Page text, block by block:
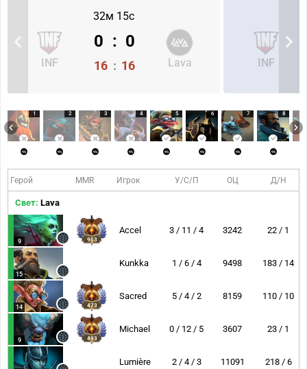
32м 15с
INF Lava
0 : 0
16 : 16 INF
1 2 3 4 5 6 7 8
Герой MMR Игрок У/С/П ОЦ Д/Н
Свет: Lava
9 953
Accel 3 / 11 / 4 3242 22 / 1
15
Kunkka 1 / 6 / 4 9498 183 / 14
14 473
Sacred 5 / 4 / 2 8159 110 / 10
9 493
Michael 0 / 12 / 5 3607 23 / 1
Lumière 2 / 4 / 3 11091 218 / 6